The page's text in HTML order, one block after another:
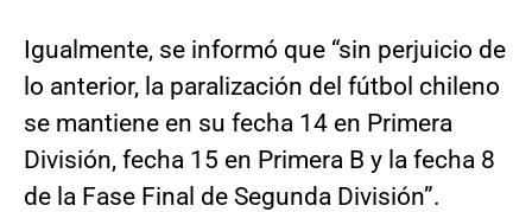
Igualmente, se informó que “sin perjuicio de
lo anterior, la paralización del fútbol chileno
se mantiene en su fecha 14 en Primera
División, fecha 15 en Primera B y la fecha 8
de la Fase Final de Segunda División”.